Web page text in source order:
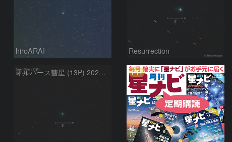
hiroARAI Resurrection
オルバース彗星 (13P) 2024.4.25 PR